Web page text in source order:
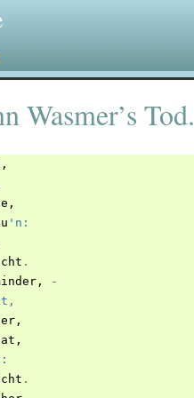
Wasmer’s Tod.
,
,
'n:
.
,
-
,
,
.